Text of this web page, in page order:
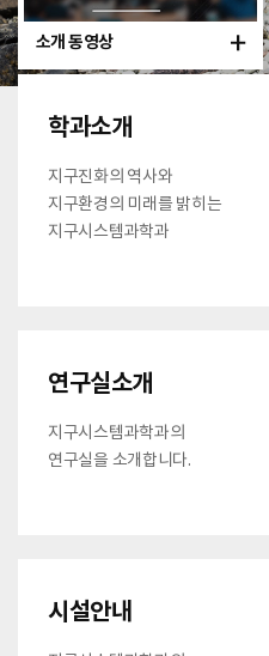
소개 동영상
학과소개
지구진화의 역사와
지구환경의 미래를 밝히는
지구시스템과학과
연구실소개
지구시스템과학과의
연구실을 소개합니다.
시설안내